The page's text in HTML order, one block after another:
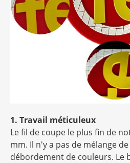
1. Travail méticuleux
Le fil de coupe le plus fin de
mm. Il n'y a pas de mélange
débordement de couleurs. Le